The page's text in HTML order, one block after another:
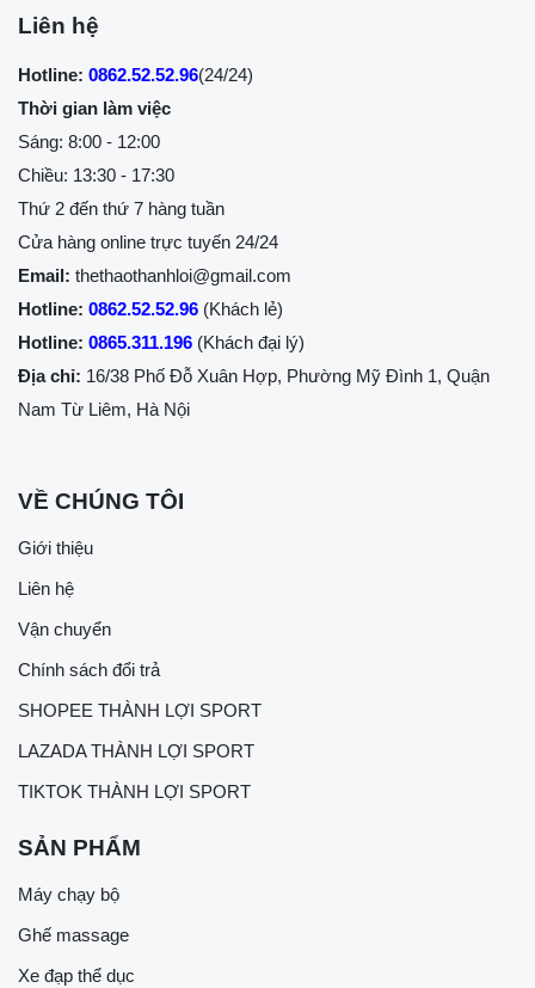
Liên hệ
Hotline: 0862.52.52.96(24/24)
Thời gian làm việc
Sáng: 8:00 - 12:00
Chiều: 13:30 - 17:30
Thứ 2 đến thứ 7 hàng tuần
Cửa hàng online trực tuyến 24/24
Email: thethaothanhloi@gmail.com
Hotline: 0862.52.52.96 (Khách lẻ)
Hotline: 0865.311.196 (Khách đại lý)
Địa chỉ: 16/38 Phố Đỗ Xuân Hợp, Phường Mỹ Đình 1, Quận
Nam Từ Liêm, Hà Nội
VỀ CHÚNG TÔI
Giới thiệu
Liên hệ
Vận chuyển
Chính sách đổi trả
SHOPEE THÀNH LỢI SPORT
LAZADA THÀNH LỢI SPORT
TIKTOK THÀNH LỢI SPORT
SẢN PHẨM
Máy chạy bộ
Ghế massage
Xe đạp thể dục